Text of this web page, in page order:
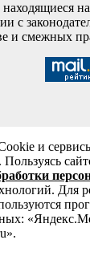
с
и смежных
и
Пользуясь
Для